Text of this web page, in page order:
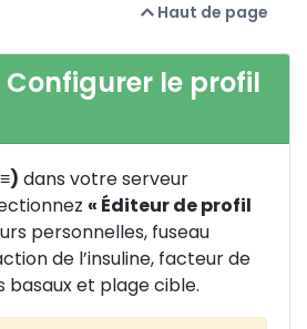
Haut de page
Configurer le profil
dans votre serveur
« Éditeur de profil
personnelles, fuseau
de l’insuline, facteur de
et plage cible.